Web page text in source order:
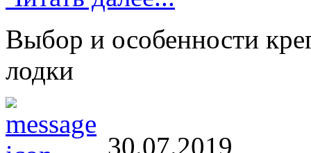
Выбор и особенности
лодки
30.07.2019